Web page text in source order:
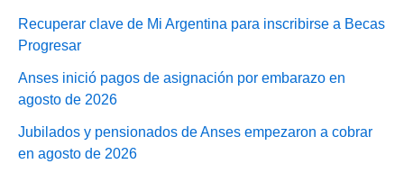
Recuperar clave de Mi Argentina para inscribirse a Becas
Progresar
Anses inició pagos de asignación por embarazo en
agosto de 2026
Jubilados y pensionados de Anses empezaron a cobrar
en agosto de 2026